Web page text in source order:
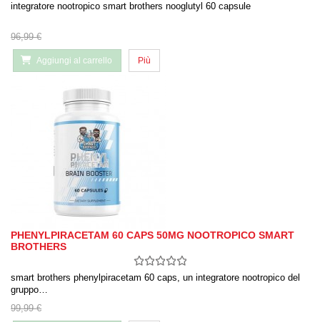
integratore nootropico smart brothers nooglutyl 60 capsule
96,99 €
Aggiungi al carrello Più
PHENYLPIRACETAM 60 CAPS 50MG NOOTROPICO SMART
BROTHERS
smart brothers phenylpiracetam 60 caps, un integratore nootropico del
gruppo…
99,99 €